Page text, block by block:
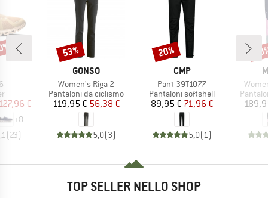
di prodotti
ridotto
€
+8
(23)
MARCHIO
GONSO
Articolo
Women's Riga 2
Gruppo di prodotti
Pantaloni da ciclismo
Prezzo
119,95 €Prezzo ridotto
56,38 €
5,0(3)
Sconto
53%
MARCHIO
CMP
Articolo
Pant 39T1077
Gruppo di prodotti
Pantaloni softshell
Prezzo
89,95 €Prezzo ridotto
71,96 €
5,0(1 )
Sconto
20%
TOP SELLER NELLO SHOP